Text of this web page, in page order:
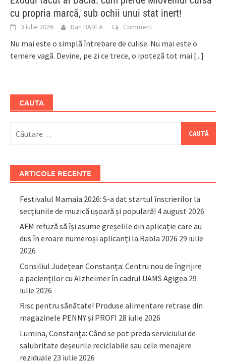
cu propria marcă, sub ochii unui stat inert!
3 iulie 2026 Dan BADEA Comment
Nu mai este o simplă întrebare de culise. Nu mai este o
temere vagă. Devine, pe zi ce trece, o ipoteză tot mai [...]
CAUTA
după:
ARTICOLE RECENTE
Festivalul Mamaia 2026: S-a dat startul înscrierilor la
secțiunile de muzică ușoară și populară! 4 august 2026
AFM refuză să își asume greșelile din aplicație care au
dus în eroare numeroși aplicanți la Rabla 2026 29 iulie
2026
Consiliul Județean Constanța: Centru nou de îngrijire
a pacienților cu Alzheimer în cadrul UAMS Agigea 29
iulie 2026
Risc pentru sănătate! Produse alimentare retrase din
magazinele PENNY și PROFI 28 iulie 2026
Lumina, Constanța: Când se pot preda serviciului de
salubritate deșeurile reciclabile sau cele menajere
reziduale 23 iulie 2026